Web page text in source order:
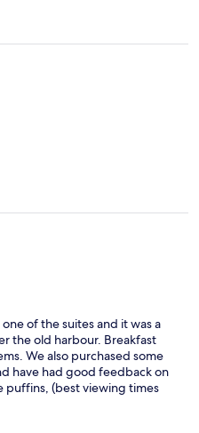
of the suites and it was a
the old harbour. Breakfast
We also purchased some
have had good feedback on
puffins, (best viewing times
7pm) but there wasn't a great
are looking for some